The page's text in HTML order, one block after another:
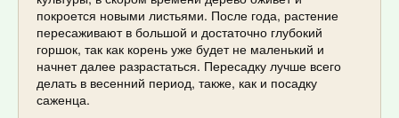
покроется новыми листьями. После года, растение
пересаживают в большой и достаточно глубокий
горшок, так как корень уже будет не маленький и
начнет далее разрастаться. Пересадку лучше всего
делать в весенний период, также, как и посадку
саженца.